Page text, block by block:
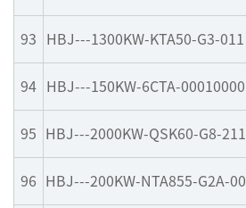
93 HBJ---1300KW-KTA50-G3-011
94 HBJ---150KW-6CTA-00010000
95 HBJ---2000KW-QSK60-G8-211
96 HBJ---200KW-NTA855-G2A-00